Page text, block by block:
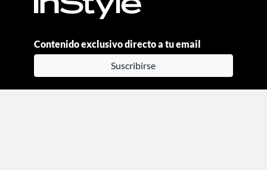
Contenido exclusivo directo a tu email
Suscribirse